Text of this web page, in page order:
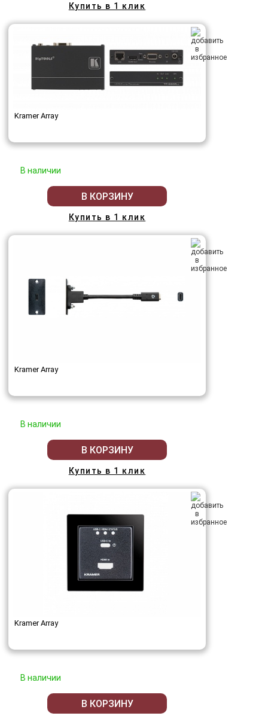
Купить в 1 клик
Kramer Array
В наличии
В КОРЗИНУ
Купить в 1 клик
Kramer Array
В наличии
В КОРЗИНУ
Купить в 1 клик
Kramer Array
В наличии
В КОРЗИНУ